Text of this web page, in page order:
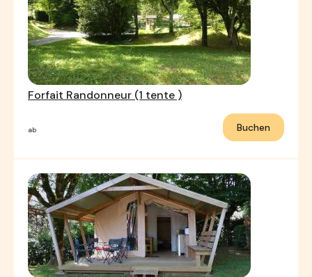
Forfait Randonneur (1 tente )
ab Buchen